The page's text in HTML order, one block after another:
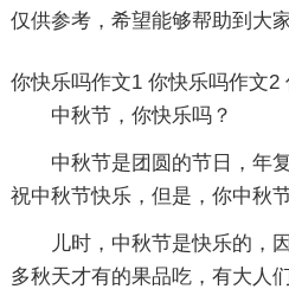
仅供参考，希望能够帮助到大家
你快乐吗作文1
中秋节，你快乐吗？
中秋节是团圆的节日，年
祝中秋节快乐，但是，你中秋
儿时，中秋节是快乐的，
多秋天才有的果品吃，有大人
你快乐吗作文2